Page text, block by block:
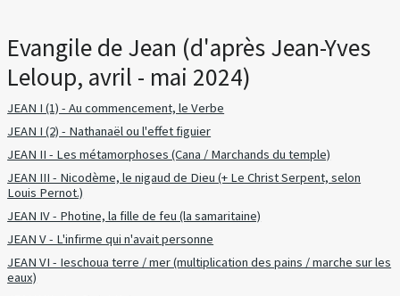
Evangile de Jean (d'après Jean-Yves
Leloup, avril - mai 2024)
JEAN I (1) - Au commencement, le Verbe
JEAN I (2) - Nathanaël ou l'effet figuier
JEAN II - Les métamorphoses (Cana / Marchands du temple)
JEAN III - Nicodème, le nigaud de Dieu (+ Le Christ Serpent, selon
Louis Pernot.)
JEAN IV - Photine, la fille de feu (la samaritaine)
JEAN V - L'infirme qui n'avait personne
JEAN VI - Ieschoua terre / mer (multiplication des pains / marche sur les
eaux)